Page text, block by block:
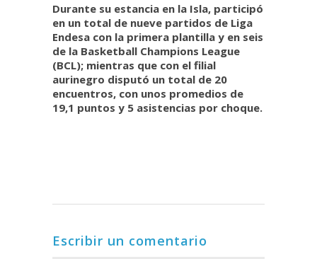
Durante su estancia en la Isla, participó
en un total de nueve partidos de Liga
Endesa con la primera plantilla y en seis
de la Basketball Champions League
(BCL); mientras que con el filial
aurinegro disputó un total de 20
encuentros, con unos promedios de
19,1 puntos y 5 asistencias por choque.
Escribir un comentario